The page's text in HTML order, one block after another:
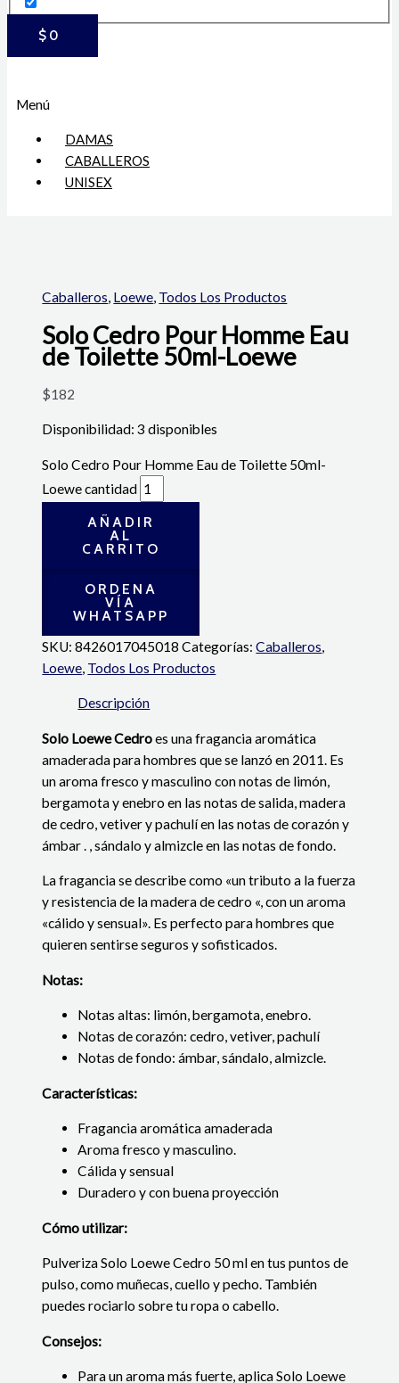
$ 0
Menú
DAMAS
CABALLEROS
UNISEX
Caballeros, Loewe, Todos Los Productos
Solo Cedro Pour Homme Eau
de Toilette 50ml-Loewe
$182
Disponibilidad: 3 disponibles
Solo Cedro Pour Homme Eau de Toilette 50ml-
Loewe cantidad
AÑADIR
AL
CARRITO
ORDENA
VÍA
WHATSAPP
SKU:8426017045018 Categorías:Caballeros,
Loewe, Todos Los Productos
Descripción
Solo Loewe Cedroes una fragancia aromática
amaderada para hombres que se lanzó en 2011. Es
un aroma fresco y masculino con notas de limón,
bergamota y enebro en las notas de salida, madera
de cedro, vetiver y pachulí en las notas de corazón y
ámbar . , sándalo y almizcle en las notas de fondo.
La fragancia se describe como «un tributo a la fuerza
y ​​resistencia de la madera de cedro «, con un aroma
«cálido y sensual». Es perfecto para hombres que
quieren sentirse seguros y sofisticados.
Notas:
Notas altas: limón, bergamota, enebro.
Notas de corazón: cedro, vetiver, pachulí
Notas de fondo: ámbar, sándalo, almizcle.
Características:
Fragancia aromática amaderada
Aroma fresco y masculino.
Cálida y sensual
Duradero y con buena proyección
Cómo utilizar:
Pulveriza Solo Loewe Cedro 50 ml en tus puntos de
pulso, como muñecas, cuello y pecho. También
puedes rociarlo sobre tu ropa o cabello.
Consejos:
Para un aroma más fuerte, aplica Solo Loewe